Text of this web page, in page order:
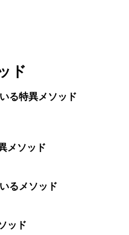
ド
る特異メソッド
メソッド
るメソッド
ッド